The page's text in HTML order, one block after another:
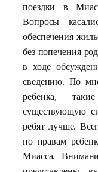
поездки в
Вопросы
обеспечения
без попечения
в ходе
сведению. По
ребенка,
существующую
ребят лучше.
по правам
Миасса.